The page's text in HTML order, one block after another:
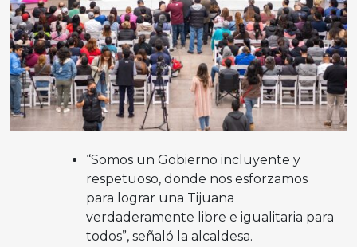
“Somos un Gobierno incluyente y
respetuoso, donde nos esforzamos
para lograr una Tijuana
verdaderamente libre e igualitaria para
todos”, señaló la alcaldesa.